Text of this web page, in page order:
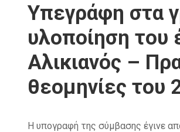
Υπεγράφη στα
υλοποίηση του
Αλικιανός –
θεομηνίες του
Η υπογραφή της σύμβασης έγινε